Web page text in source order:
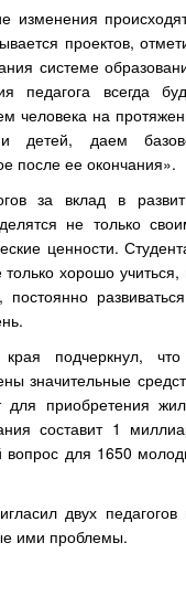
изменения
проектов,
системе
педагога всегда
человека на
детей, даем
после ее окончания».
за вклад в
не только
ценности.
хорошо учиться,
края подчеркнул,
значительные
для приобретения
составит 1
вопрос для 1650
двух педагогов
ими проблемы.